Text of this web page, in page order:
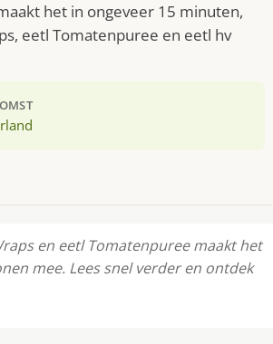
het in ongeveer 15 minuten,
eetl Tomatenpuree en eetl hv
en eetl Tomatenpuree maakt het
mee. Lees snel verder en ontdek